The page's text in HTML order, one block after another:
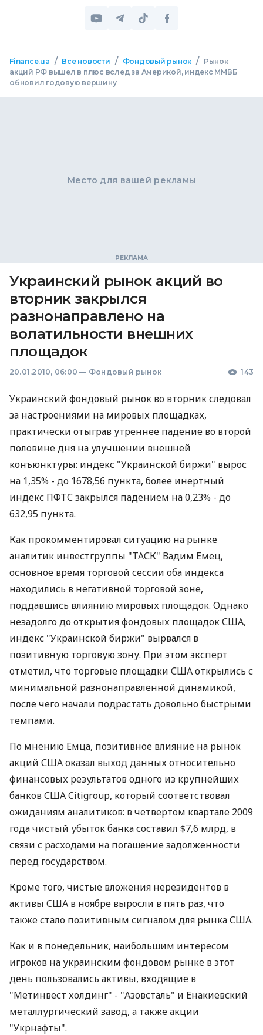
Finance.ua / Все новости / Фондовый рынок /
Рынок
акций РФ вышел в плюс вслед за Америкой, индекс ММВБ
обновил годовую вершину
Место для вашей рекламы
Украинский рынок акций во
вторник закрылся
разнонаправлено на
волатильности внешних
площадок
20.01.2010, 06:00 — Фондовый рынок 143
Украинский фондовый рынок во вторник следовал
за настроениями на мировых площадках,
практически отыграв утреннее падение во второй
половине дня на улучшении внешней
конъюнктуры: индекс "Украинской биржи" вырос
на 1,35% - до 1678,56 пункта, более инертный
индекс ПФТС закрылся падением на 0,23% - до
632,95 пункта.
Как прокомментировал ситуацию на рынке
аналитик инвестгруппы "ТАСК" Вадим Емец,
основное время торговой сессии оба индекса
находились в негативной торговой зоне,
поддавшись влиянию мировых площадок. Однако
незадолго до открытия фондовых площадок США,
индекс "Украинской биржи" вырвался в
позитивную торговую зону. При этом эксперт
отметил, что торговые площадки США открылись с
минимальной разнонаправленной динамикой,
после чего начали подрастать довольно быстрыми
темпами.
По мнению Емца, позитивное влияние на рынок
акций США оказал выход данных относительно
финансовых результатов одного из крупнейших
банков США Citigroup, который соответствовал
ожиданиям аналитиков: в четвертом квартале 2009
года чистый убыток банка составил $7,6 млрд, в
связи с расходами на погашение задолженности
перед государством.
Кроме того, чистые вложения нерезидентов в
активы США в ноябре выросли в пять раз, что
также стало позитивным сигналом для рынка США.
Как и в понедельник, наибольшим интересом
игроков на украинским фондовом рынке в этот
день пользовались активы, входящие в
"Метинвест холдинг" - "Азовсталь" и Енакиевский
металлургический завод, а также акции
"Укрнафты".